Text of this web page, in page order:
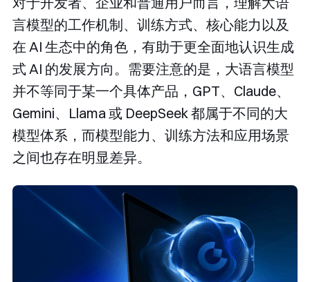
言模型的工作机制、训练方式、核心能力以及
在 AI 生态中的角色，有助于更全面地认识生成
式 AI 的发展方向。需要注意的是，大语言模型
并不等同于某一个具体产品，GPT、Claude、
Gemini、Llama 或 DeepSeek 都属于不同的大
模型体系，而模型能力、训练方法和应用场景
之间也存在明显差异。